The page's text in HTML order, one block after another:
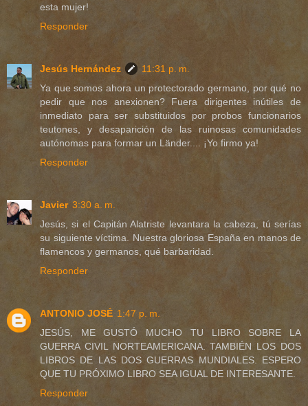
esta mujer!
Responder
Jesús Hernández
11:31 p. m.
Ya que somos ahora un protectorado germano, por qué no
pedir que nos anexionen? Fuera dirigentes inútiles de
inmediato para ser substituidos por probos funcionarios
teutones, y desaparición de las ruinosas comunidades
autónomas para formar un Länder.... ¡Yo firmo ya!
Responder
Javier 3:30 a. m.
Jesús, si el Capitán Alatriste levantara la cabeza, tú serías
su siguiente víctima. Nuestra gloriosa España en manos de
flamencos y germanos, qué barbaridad.
Responder
ANTONIO JOSÉ 1:47 p. m.
JESÚS, ME GUSTÓ MUCHO TU LIBRO SOBRE LA
GUERRA CIVIL NORTEAMERICANA. TAMBIÉN LOS DOS
LIBROS DE LAS DOS GUERRAS MUNDIALES. ESPERO
QUE TU PRÓXIMO LIBRO SEA IGUAL DE INTERESANTE.
Responder